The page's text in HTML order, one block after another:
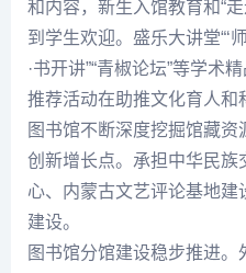
和内容，新生入馆教育和“
到学生欢迎。盛乐大讲堂“‘
·书开讲”“青椒论坛”等学术
推荐活动在助推文化育人和
图书馆不断深度挖掘馆藏
创新增长点。承担中华民族
心、内蒙古文艺评论基地
建设。
图书馆分馆建设稳步推进